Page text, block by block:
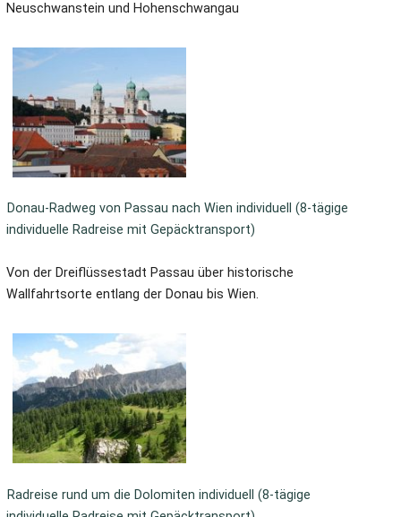
Neuschwanstein und Hohenschwangau
Donau-Radweg von Passau nach Wien individuell (8-tägige
individuelle Radreise mit Gepäcktransport)
Von der Dreiflüssestadt Passau über historische
Wallfahrtsorte entlang der Donau bis Wien.
Radreise rund um die Dolomiten individuell (8-tägige